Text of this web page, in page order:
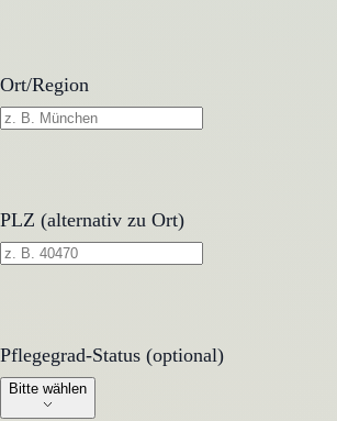
Ort/Region
PLZ (alternativ zu Ort)
Pflegegrad-Status (optional)
Pflegegrad-Status (optional)
Bitte wählen